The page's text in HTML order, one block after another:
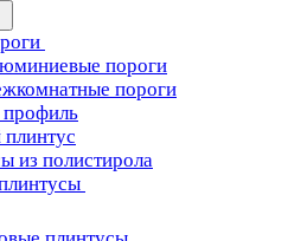
пороги
пороги
профиль
из полистирола